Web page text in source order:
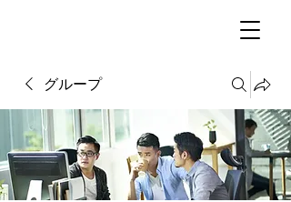
グループ